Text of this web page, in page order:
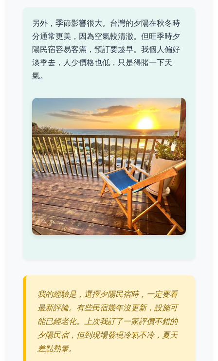
另外，季節影響很大。台灣的夕陽在秋冬時
分通常更美，因為空氣較清澈。但旺季時夕
陽民宿容易客滿，預訂要趁早。我個人偏好
淡季去，人少價格也低，只是得賭一下天
氣。
我的經驗是，選擇夕陽民宿時，一定要看
最新評論。有些民宿幾年沒更新，設施可
能已經老化。上次我訂了一家評價不錯的
夕陽民宿，但到現場發現冷氣不冷，夏天
差點熱暈。